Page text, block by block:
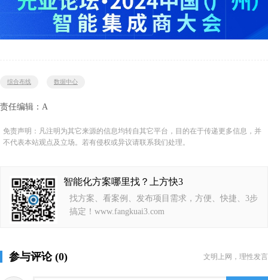
综合布线 数据中心
责任编辑：A
免责声明：凡注明为其它来源的信息均转自其它平台，目的在于传递更多信息，并
不代表本站观点及立场。若有侵权或异议请联系我们处理。
智能化方案哪里找？上方快3
找方案、看案例、发布项目需求，方便、快捷、3步
搞定！www.fangkuai3.com
参与评论 (0) 文明上网，理性发言